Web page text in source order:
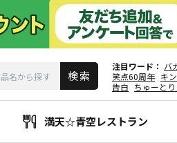
注目ワード バ
笑点60周年 キ
告白 ちゅーと
満天☆青空レストラン